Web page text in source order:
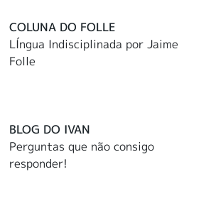
COLUNA DO FOLLE
LÍngua Indisciplinada por Jaime
Folle
BLOG DO IVAN
Perguntas que não consigo
responder!